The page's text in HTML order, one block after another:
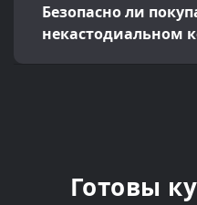
Безопасно ли
некастодиальном
Готовы